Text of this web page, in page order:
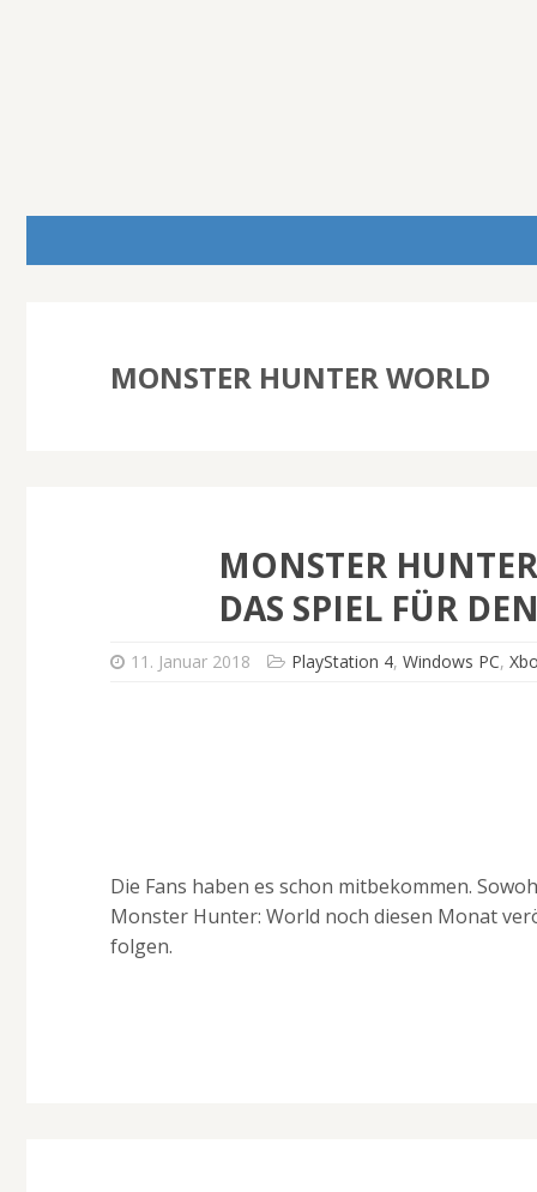
MONSTER HUNTER WORLD
MONSTER
DAS SPIEL FÜR
11. Januar 2018 PlayStation 4,Windows PC,
Die Fans haben es schon mitbekommen.
Monster Hunter: World noch diesen Monat
folgen.